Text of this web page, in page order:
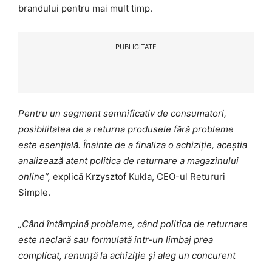
brandului pentru mai mult timp.
PUBLICITATE
Pentru un segment semnificativ de consumatori,
posibilitatea de a returna produsele fără probleme
este esențială. Înainte de a finaliza o achiziție, aceștia
analizează atent politica de returnare a magazinului
online”, explică Krzysztof Kukla, CEO-ul Retururi
Simple.
„Când întâmpină probleme, când politica de returnare
este neclară sau formulată într-un limbaj prea
complicat, renunță la achiziție și aleg un concurent